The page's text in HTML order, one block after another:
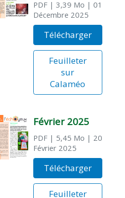
PDF| 3,39 Mo | 01
Décembre 2025
Télécharger
Feuilleter
sur
Calaméo
Février 2025
PDF| 5,45 Mo | 20
Février 2025
Télécharger
Feuilleter